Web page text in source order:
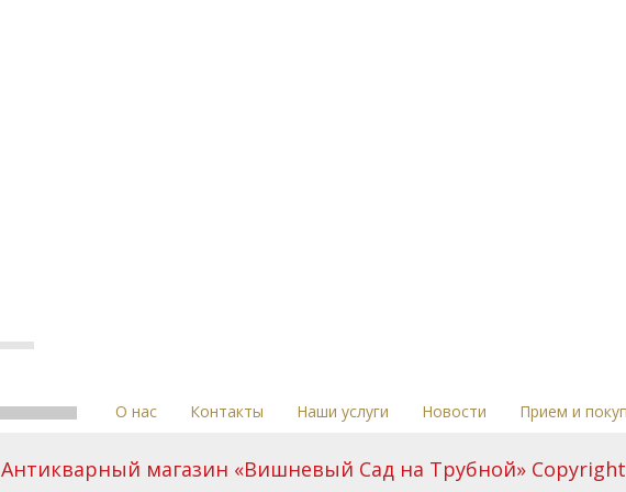
О нас Контакты Наши услуги Новости Прием и
Антикварный магазин «Вишневый Сад на Трубной» Copyright